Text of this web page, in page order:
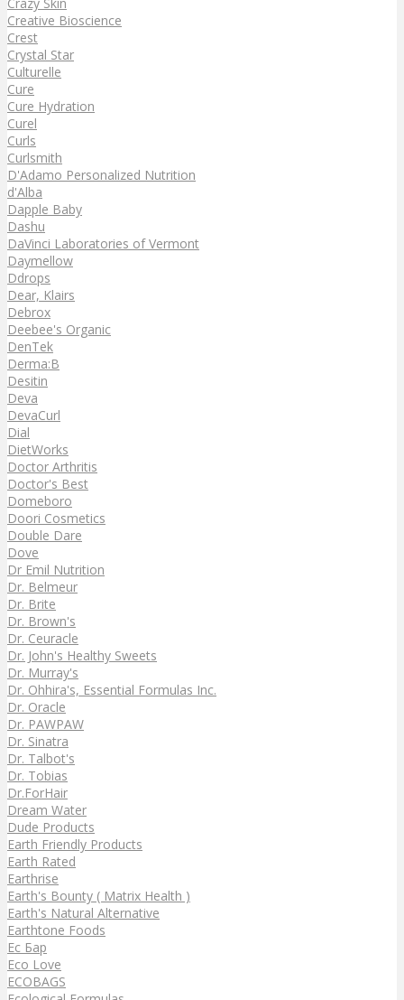
Crazy Skin
Creative Bioscience
Crest
Crystal Star
Culturelle
Cure
Cure Hydration
Curel
Curls
Curlsmith
D'Adamo Personalized Nutrition
d'Alba
Dapple Baby
Dashu
DaVinci Laboratories of Vermont
Daymellow
Ddrops
Dear, Klairs
Debrox
Deebee's Organic
DenTek
Derma:B
Desitin
Deva
DevaCurl
Dial
DietWorks
Doctor Arthritis
Doctor's Best
Domeboro
Doori Cosmetics
Double Dare
Dove
Dr Emil Nutrition
Dr. Belmeur
Dr. Brite
Dr. Brown's
Dr. Ceuracle
Dr. John's Healthy Sweets
Dr. Murray's
Dr. Ohhira's, Essential Formulas Inc.
Dr. Oracle
Dr. PAWPAW
Dr. Sinatra
Dr. Talbot's
Dr. Tobias
Dr.ForHair
Dream Water
Dude Products
Earth Friendly Products
Earth Rated
Earthrise
Earth's Bounty ( Matrix Health )
Earth's Natural Alternative
Earthtone Foods
Ec Бар
Eco Love
ECOBAGS